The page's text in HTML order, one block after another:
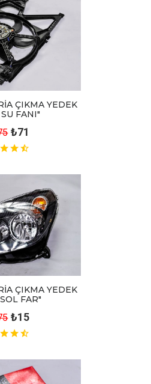
ÇIKMA YEDEK
FANI"
₺71
ÇIKMA YEDEK
FAR"
₺15